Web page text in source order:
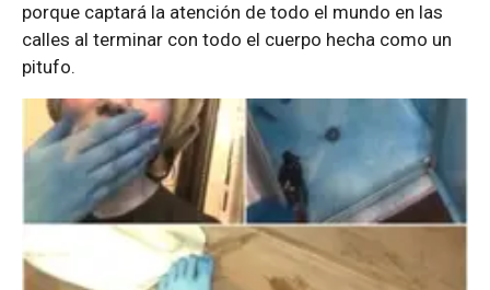
porque captará la atención de todo el mundo en las
calles al terminar con todo el cuerpo hecha como un
pitufo.